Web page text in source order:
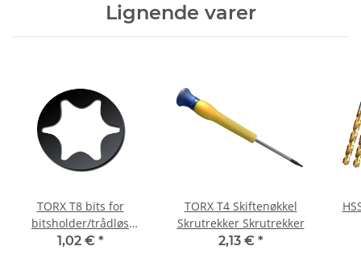
Lignende varer
TORX T8 bits for
bitsholder/trådløs
skrutrekker/slagskrutrekker
1,02 € *
TORX T4 Skiftenøkkel
Skrutrekker Skrutrekker
2,13 € *